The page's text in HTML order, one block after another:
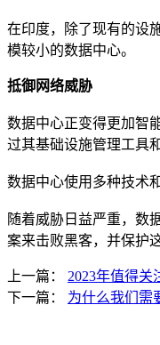
在印度，除了现有的设
模较小的数据中心。
抵御网络威胁
数据中心正变得更加智
过其基础设施管理工具
数据中心使用多种技术
随着威胁日益严重，数
案来击败黑客，并保护
上一篇： 2023年值得关
下一篇： 为什么我们需